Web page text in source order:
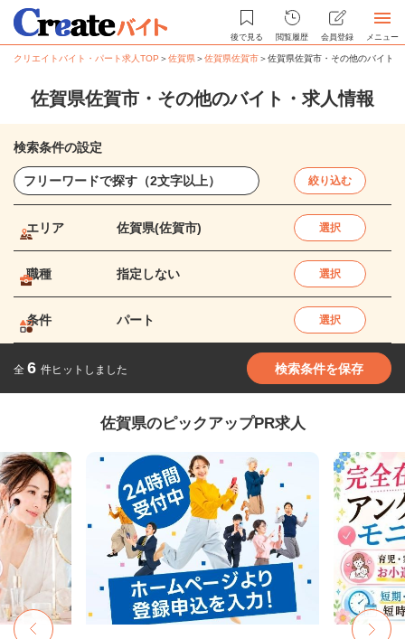
後で見る 閲覧履歴 会員登録 メニュー
クリエイトバイト・パート求人TOP ＞佐賀県＞佐賀県佐賀市＞佐賀県佐賀市・その他のバイト
佐賀県佐賀市・その他のバイト・求人情報
検索条件の設定
絞り込む
エリア 佐賀県(佐賀市) 選択
職種 指定しない 選択
条件 パート 選択
全 6 件ヒットしました 検索条件を保存
佐賀県のピックアップPR求人